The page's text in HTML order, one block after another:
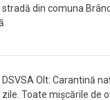
stradă din comuna
DSVSA Olt: Carantină
zile. Toate mișcările de